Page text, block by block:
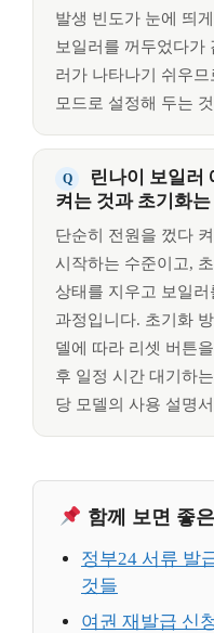
발생 빈도가 눈에 띄
보일러를 꺼두었다가
러가 나타나기 쉬우
모드로 설정해 두는
린나이 보일러
켜는 것과 초기화
단순히 전원을 껐다
시작하는 수준이고,
상태를 지우고 보일
과정입니다. 초기화
델에 따라 리셋 버튼
후 일정 시간 대기하
당 모델의 사용 설명
함께 보면 좋
정부24 서류 발
것들
여권 재발급 신